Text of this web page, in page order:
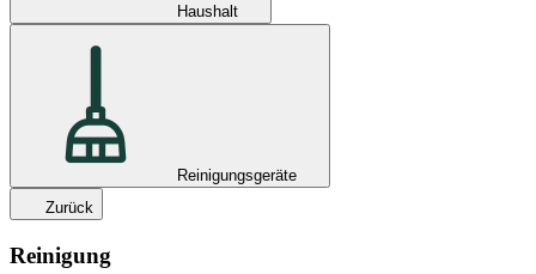
Haushalt
Reinigungsgeräte
Zurück
Reinigung